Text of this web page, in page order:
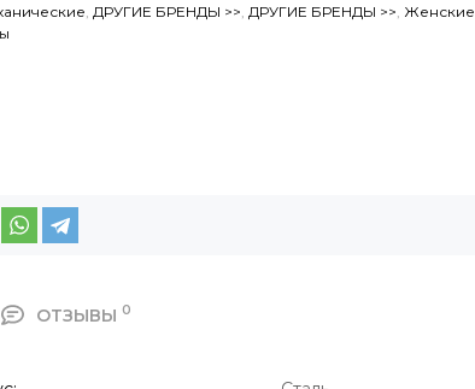
ДРУГИЕ БРЕНДЫ >> ДРУГИЕ БРЕНДЫ >> Женские
ОТЗЫВЫ 0